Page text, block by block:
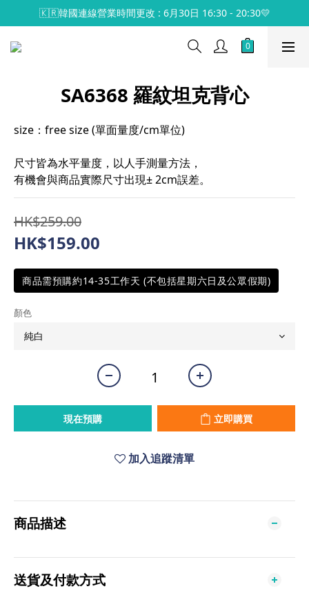
🇰🇷韓國連線營業時間更改 : 6月30日 16:30 - 20:30💛
SA6368 羅紋坦克背心
size：free size (單面量度/cm單位)
尺寸皆為水平量度，以人手測量方法，
有機會與商品實際尺寸出現± 2cm誤差。
HK$259.00
HK$159.00
商品需預購約14-35工作天 (不包括星期六日及公眾假期)
顏色
現在預購 立即購買
加入追蹤清單
商品描述
送貨及付款方式